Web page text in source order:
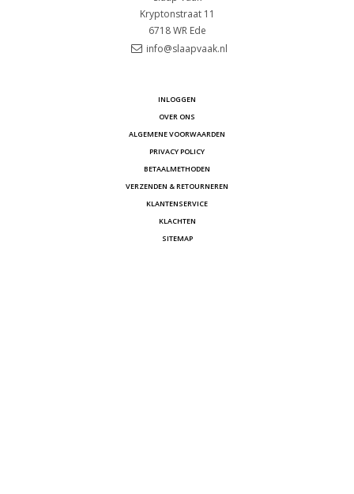
Kryptonstraat 11
6718 WR Ede
info@slaapvaak.nl
INLOGGEN
OVER ONS
ALGEMENE VOORWAARDEN
PRIVACY POLICY
BETAALMETHODEN
VERZENDEN & RETOURNEREN
KLANTENSERVICE
KLACHTEN
SITEMAP